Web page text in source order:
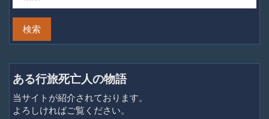
ある行旅死亡人の物語
当サイトが紹介されております。
よろしければご覧ください。